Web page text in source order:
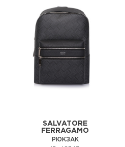
SALVATORE
FERRAGAMO
РЮКЗАК